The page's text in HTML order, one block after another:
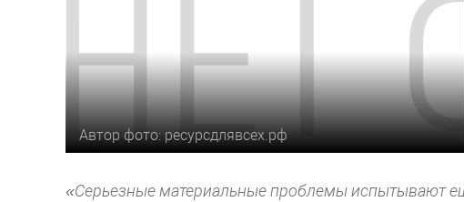
Автор фото: ресурсдлявсех.рф
«Серьезные материальные проблемы испытывают